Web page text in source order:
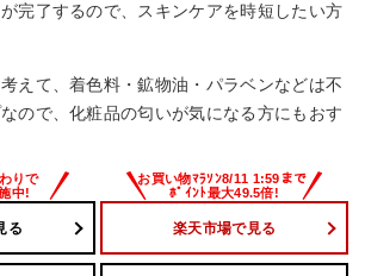
完了するので、スキンケアを時短したい方
えて、着色料・鉱物油・パラベンなどは不
ので、化粧品の匂いが気になる方にもおす
る 楽天市場で見る